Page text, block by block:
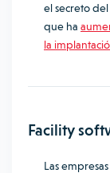
el secreto
que ha
la
Facility
Las